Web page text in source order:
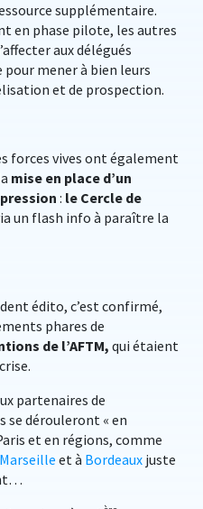
supplémentaire.
en phase pilote, les autres
aux délégués
mener à bien leurs
et de prospection.
forces vives ont également
mise en place d’un
: le Cercle de
un flash info à paraître la
édito, c’est confirmé,
phares de
de l’AFTM, qui étaient
partenaires de
se dérouleront « en
et en régions, comme
Marseille et à Bordeaux juste